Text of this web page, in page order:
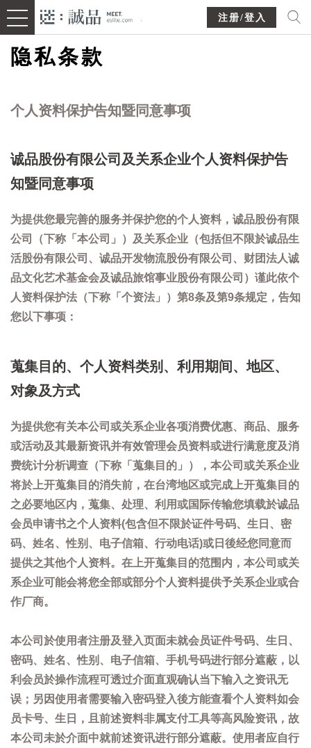
注册/登入
隐私条款
个人资料保护告知暨同意事项
诚品股份有限公司及关系企业个人资料保护告
知暨同意事项
为提供您最完善的服务并保护您的个人资料，诚品股份有限
公司（下称「本公司」）及关系企业（包括但不限於诚品生
活股份有限公司、诚品开发物流股份有限公司、财团法人诚
品文化艺术基金会及诚品旅馆事业股份有限公司）谨此依个
人资料保护法（下称「个资法」）第8条及第9条规定，告知
您以下事项：
蒐集目的、个人资料类别、利用期间、地区、
对象及方式
为提供您有关本公司或关系企业各项消费优惠、商品、服务
或活动及其最新资讯并有效管理会员资料或进行满意度及消
费统计分析调查（下称「蒐集目的」），本公司或关系企业
将於上开蒐集目的消失前，在台湾地区或完成上开蒐集目的
之必要地区内，蒐集、处理、利用或国际传输您填载於诚品
会员申请书之个人资料(包含但不限於证件号码、生日、密
码、姓名、性别、电子信箱、行动电话)或日後经您同意而
提供之其他个人资料。在上开蒐集目的范围内，本公司或关
系企业可能会将您全部或部分个人资料提供予关系企业或合
作厂商。
本公司於使用者注册及登入页面未就会员证件号码、生日、
密码、姓名、性别、电子信箱、手机号码进行部分遮蔽，以
利会员於操作流程可透过介面直观确认当下输入之资讯无
误；另因使用者需要输入密码登入後方能查看个人资料如会
员卡号、生日，且前述资料非属支付工具等高风险资讯，故
本公司未於介面中就前述资讯进行部分遮蔽。使用者应自行